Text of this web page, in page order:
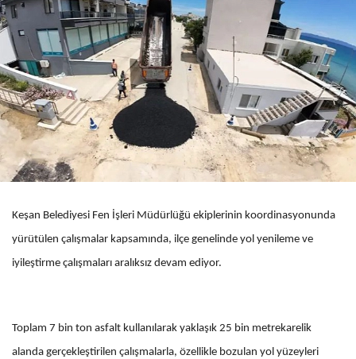
Keşan Belediyesi Fen İşleri Müdürlüğü ekiplerinin koordinasyonunda
yürütülen çalışmalar kapsamında, ilçe genelinde yol yenileme ve
iyileştirme çalışmaları aralıksız devam ediyor.
Toplam 7 bin ton asfalt kullanılarak yaklaşık 25 bin metrekarelik
alanda gerçekleştirilen çalışmalarla, özellikle bozulan yol yüzeyleri